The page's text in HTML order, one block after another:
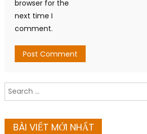
browser for the
next time I
comment.
Search
for:
BÀI VIẾT MỚI NHẤT